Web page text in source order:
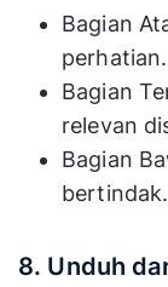
Bagian
perhatian.
Bagian
relevan
Bagian
bertindak.
8. Unduh